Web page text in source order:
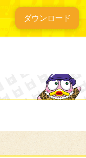
ダウンロード
総合ディスカウント